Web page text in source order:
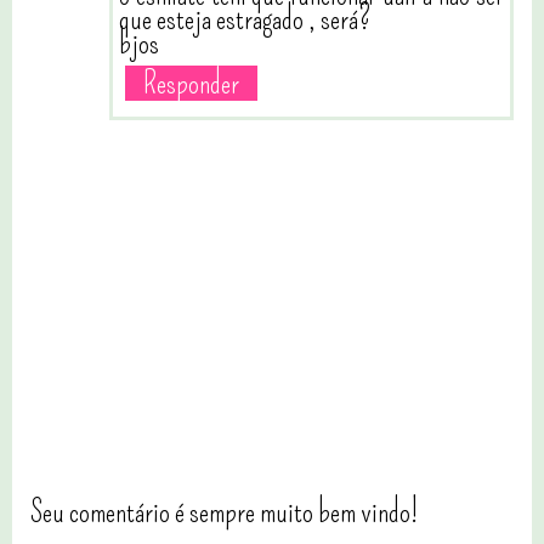
que esteja estragado , será?
bjos
Responder
Seu comentário é sempre muito bem vindo!